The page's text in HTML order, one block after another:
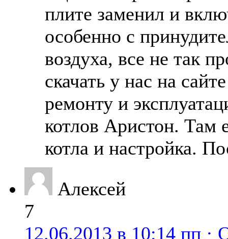
плите заменил и
особенно с
воздуха, все не так
скачать у нас на
ремонту и
котлов Аристон. Там
котла и настройка.
Алексей
7
12.06.2013 в 10:14 пп ·